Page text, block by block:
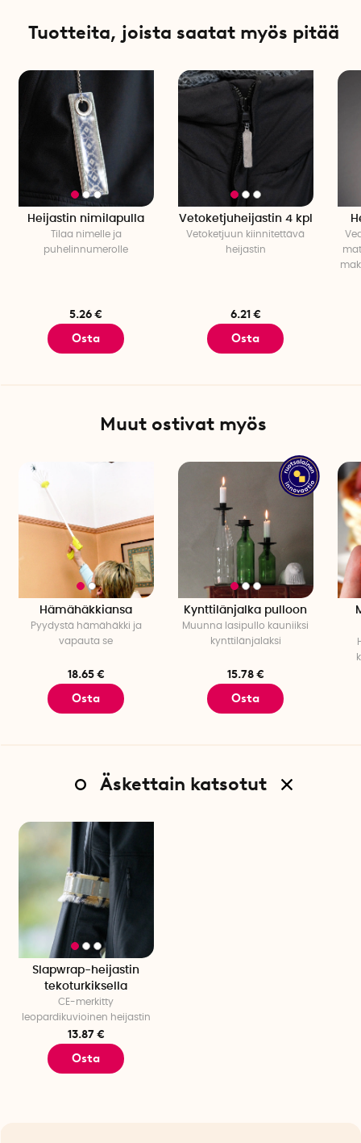
Tuotteita, joista saatat myös pitää
Heijastin nimilapulla
Tilaa nimelle ja
puhelinnumerolle
5.26 €
Osta
Vetoketjuheijastin 4 kpl
Vetoketjuun kiinnitettävä
heijastin
6.21 €
Osta
Muut ostivat myös
Hämähäkkiansa
Pyydystä hämähäkki ja
vapauta se
18.65 €
Osta
Kynttilänjalka pulloon
Muunna lasipullo kauniiksi
kynttilänjalaksi
15.78 €
Osta
Äskettain katsotut
Slapwrap-heijastin
tekoturkiksella
CE-merkitty
leopardikuvioinen heijastin
13.87 €
Osta